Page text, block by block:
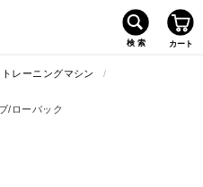
トレーニングマシン
/
/ローバック